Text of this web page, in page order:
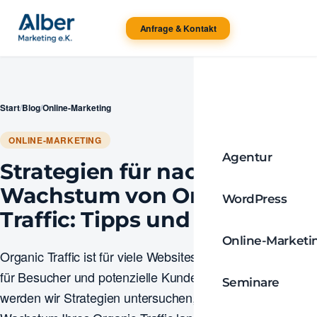
Anfrage & Kontakt
Agentur
WordPress
Online-
Seminare
Start/Blog/Online-Marketing
ONLINE-MARKETING
Strategien für nachhaltiges
Wachstum von Organic
Traffic: Tipps und Tricks
Organic Traffic ist für viele Websites eine wichtige Quelle
für Besucher und potenzielle Kunden. In diesem Artikel
werden wir Strategien untersuchen, die Ihnen helfen, das